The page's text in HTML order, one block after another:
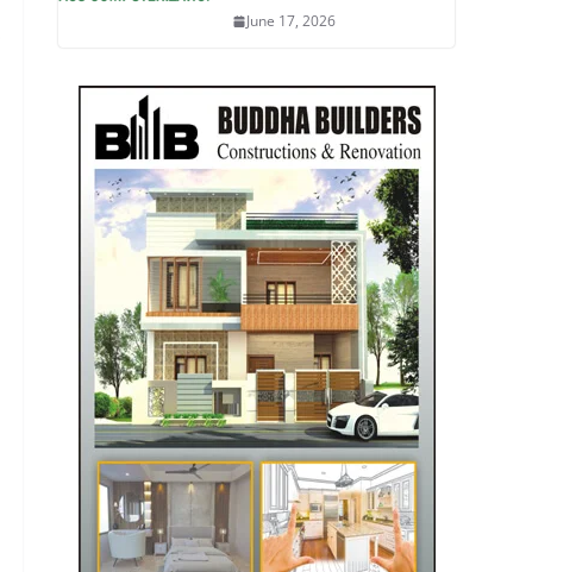
June 17, 2026